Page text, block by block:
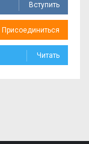
Вступить
Присоединиться
Читать